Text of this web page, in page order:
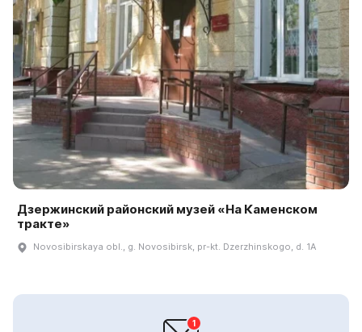
Дзержинский районский музей «На Каменском
тракте»
Novosibirskaya obl., g. Novosibirsk, pr-kt. Dzerzhinskogo, d. 1A